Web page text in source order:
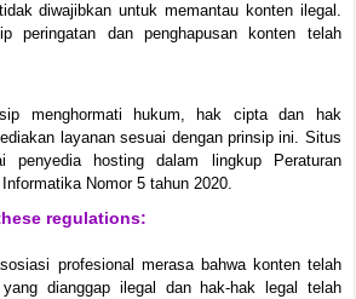
diwajibkan untuk memantau konten ilegal.
peringatan dan penghapusan konten telah
menghormati hukum, hak cipta dan hak
layanan sesuai dengan prinsip ini. Situs
penyedia hosting dalam lingkup Peraturan
Nomor 5 tahun 2020.
regulations:
profesional merasa bahwa konten telah
dianggap ilegal dan hak-hak legal telah